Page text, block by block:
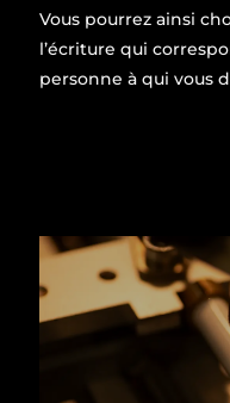
Vous pourrez ainsi
l’écriture qui
personne à qui vous